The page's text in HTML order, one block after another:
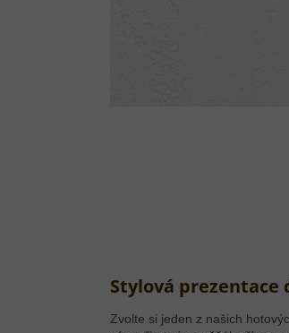
Stylová
Zvolte si jeden z našich